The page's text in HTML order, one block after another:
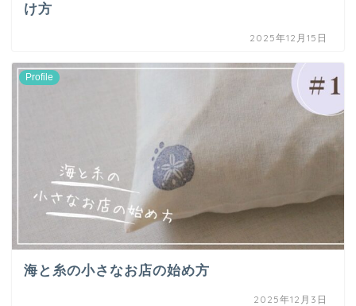
け方
2025年12月15日
Profile
海と糸の小さなお店の始め方
2025年12月3日